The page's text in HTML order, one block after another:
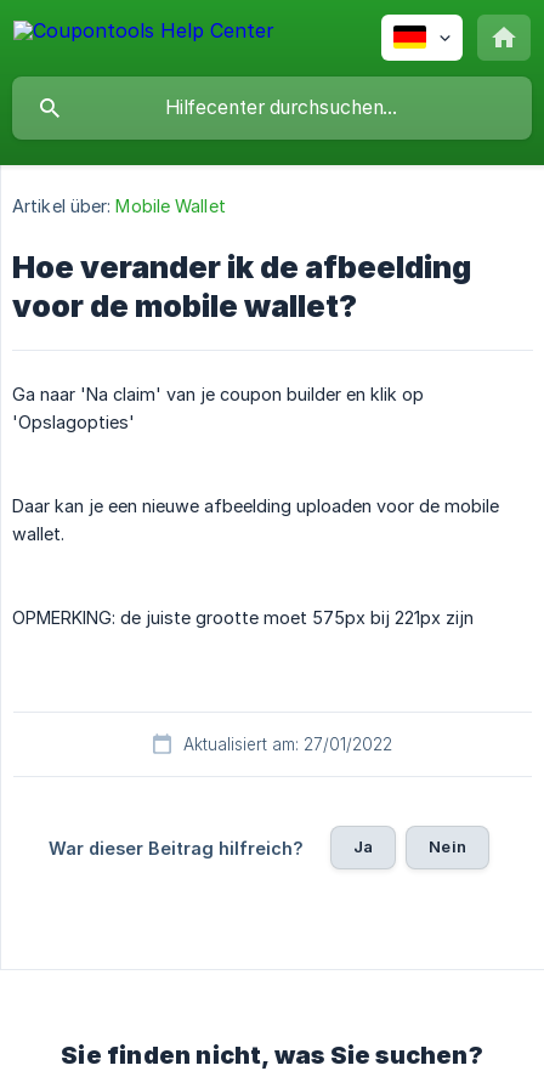
Artikel über: Mobile Wallet
Hoe verander ik de afbeelding
voor de mobile wallet?
Ga naar 'Na claim' van je coupon builder en klik op
'Opslagopties'
Daar kan je een nieuwe afbeelding uploaden voor de mobile
wallet.
OPMERKING: de juiste grootte moet 575px bij 221px zijn
Aktualisiert am: 27/01/2022
War dieser Beitrag hilfreich? Ja Nein
Sie finden nicht, was Sie suchen?